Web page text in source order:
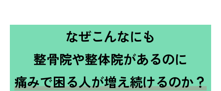
なぜこんなにも
整骨院や整体院があるのに
痛みで困る人が増え続けるのか？